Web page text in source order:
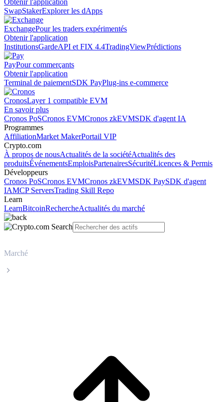
Obtenir l'application
SwapStakerExplorer les dApps
ExchangePour les traders expérimentés
Obtenir l'application
InstitutionsGardeAPI et FIX 4.4TradingViewPrédictions
PayPour commerçants
Obtenir l'application
Terminal de paiementSDK PayPlug-ins e-commerce
CronosLayer 1 compatible EVM
En savoir plus
Cronos PoSCronos EVMCronos zkEVMSDK d'agent IA
Programmes
AffiliationMarket MakerPortail VIP
Crypto.com
À propos de nousActualités de la sociétéActualités des
produitsÉvénementsEmploisPartenairesSécuritéLicences & Permis
Développeurs
Cronos PoSCronos EVMCronos zkEVMSDK PaySDK d'agent
IAMCP ServersTrading Skill Repo
Learn
LearnBitcoinRechercheActualités du marché
Marché